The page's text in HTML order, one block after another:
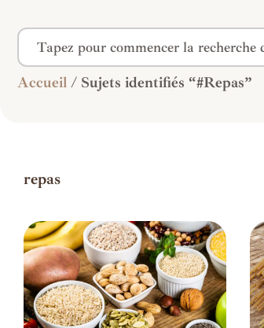
Accueil / Sujets identifiés “#Repas”
repas